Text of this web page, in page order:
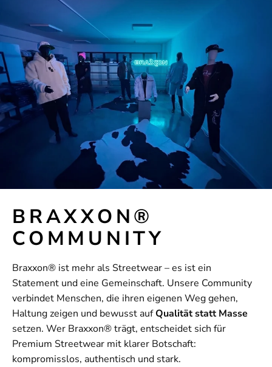
BRAXXON®
COMMUNITY
Braxxon® ist mehr als Streetwear – es ist ein
Statement und eine Gemeinschaft. Unsere Community
verbindet Menschen, die ihren eigenen Weg gehen,
Haltung zeigen und bewusst aufQualität statt Masse
setzen. Wer Braxxon® trägt, entscheidet sich für
Premium Streetwear mit klarer Botschaft:
kompromisslos, authentisch und stark.